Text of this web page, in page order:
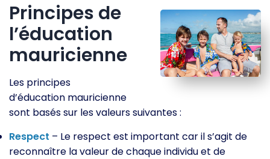
Principes de
l’éducation
mauricienne
Les principes
d’éducation mauricienne
sont basés sur les valeurs suivantes :
Respect – Le respect est important car il s’agit de
reconnaître la valeur de chaque individu et de